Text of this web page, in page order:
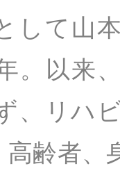
して山
。以来
、リハ
高齢者、